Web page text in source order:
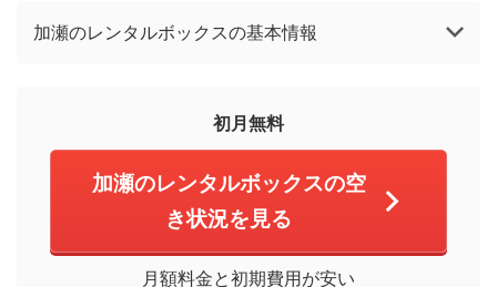
加瀬のレンタルボックスの基本情報
初月無料
加瀬のレンタルボックスの空
き状況を見る
月額料金と初期費用が安い